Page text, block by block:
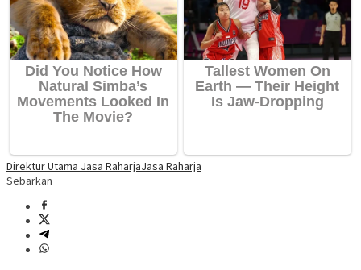
Direktur Utama Jasa RaharjaJasa Raharja
Sebarkan